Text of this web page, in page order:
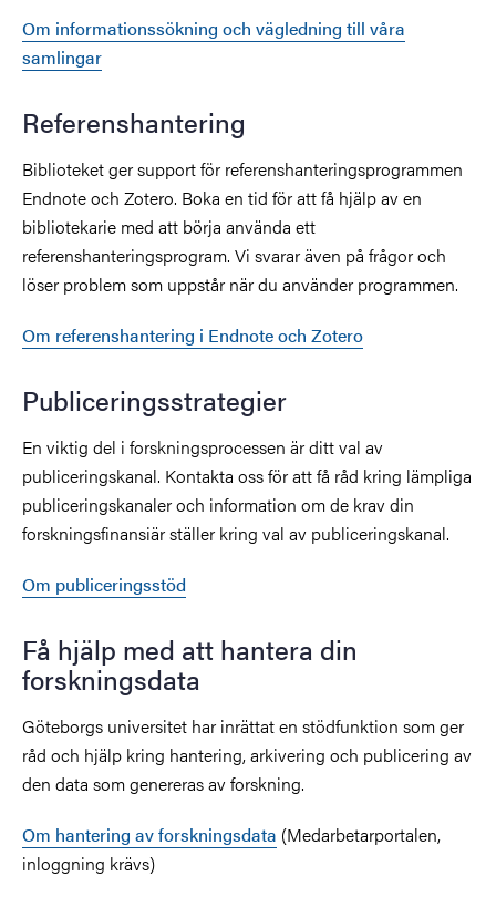
Om informationssökning och vägledning till våra
samlingar
Referenshantering
Biblioteket ger support för referenshanteringsprogrammen
Endnote och Zotero. Boka en tid för att få hjälp av en
bibliotekarie med att börja använda ett
referenshanteringsprogram. Vi svarar även på frågor och
löser problem som uppstår när du använder programmen.
Om referenshantering i Endnote och Zotero
Publiceringsstrategier
En viktig del i forskningsprocessen är ditt val av
publiceringskanal. Kontakta oss för att få råd kring lämpliga
publiceringskanaler och information om de krav din
forskningsfinansiär ställer kring val av publiceringskanal.
Om publiceringsstöd
Få hjälp med att hantera din
forskningsdata
Göteborgs universitet har inrättat en stödfunktion som ger
råd och hjälp kring hantering, arkivering och publicering av
den data som genereras av forskning.
Om hantering av forskningsdata (Medarbetarportalen,
inloggning krävs)